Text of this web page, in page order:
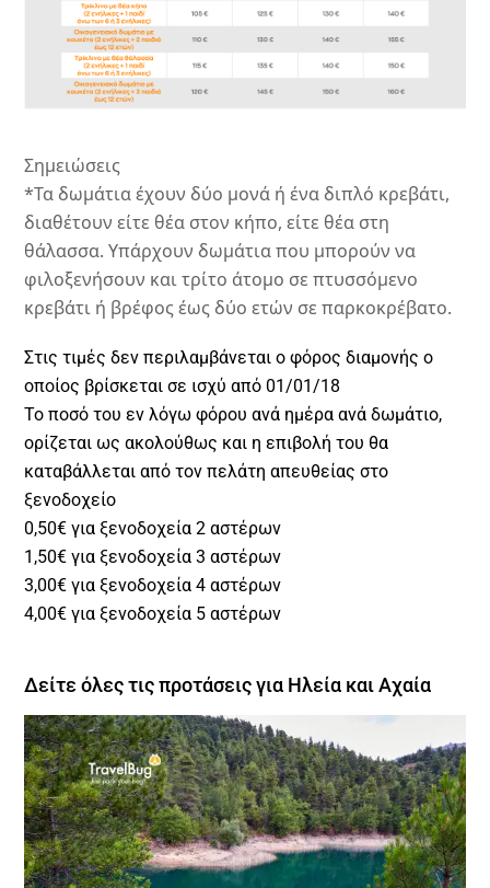
Σημειώσεις
*Τα δωμάτια έχουν δύο μονά ή ένα διπλό κρεβάτι,
διαθέτουν είτε θέα στον κήπο, είτε θέα στη
θάλασσα. Υπάρχουν δωμάτια που μπορούν να
φιλοξενήσουν και τρίτο άτομο σε πτυσσόμενο
κρεβάτι ή βρέφος έως δύο ετών σε παρκοκρέβατο.
Στις τιμές δεν περιλαμβάνεται ο φόρος διαμονής ο
οποίος βρίσκεται σε ισχύ από 01/01/18
Το ποσό του εν λόγω φόρου ανά ημέρα ανά δωμάτιο,
ορίζεται ως ακολούθως και η επιβολή του θα
καταβάλλεται από τον πελάτη απευθείας στο
ξενοδοχείο
0,50€ για ξενοδοχεία 2 αστέρων
1,50€ για ξενοδοχεία 3 αστέρων
3,00€ για ξενοδοχεία 4 αστέρων
4,00€ για ξενοδοχεία 5 αστέρων
Δείτε όλες τις προτάσεις για Ηλεία και Αχαία